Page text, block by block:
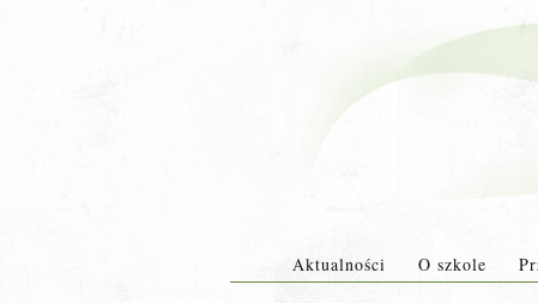
Aktualności O szkole